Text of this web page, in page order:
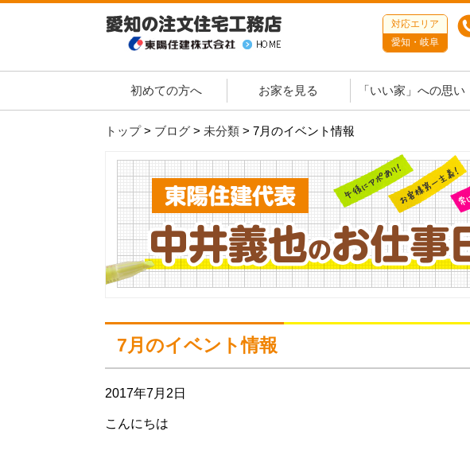
対応エリア
愛知・岐阜
初めての方へ お家を見る 「いい家」への思い
トップ> ブログ > 未分類 > 7月のイベント情報
7月のイベント情報
2017年7月2日
こんにちは